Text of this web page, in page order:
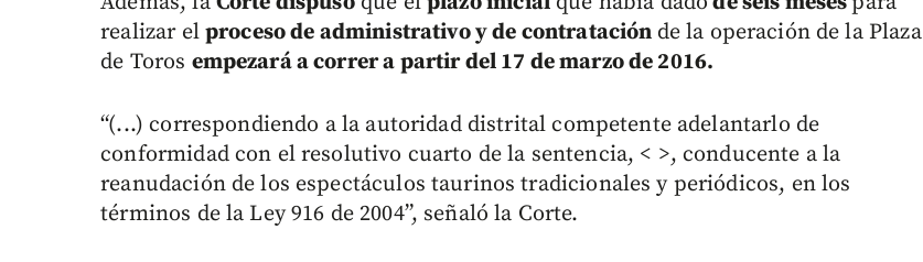
realizar el proceso de administrativo y de contratación de la operación de la Plaza
de Toros empezará a correr a partir del 17 de marzo de 2016.
“(...) correspondiendo a la autoridad distrital competente adelantarlo de
conformidad con el resolutivo cuarto de la sentencia, < >, conducente a la
reanudación de los espectáculos taurinos tradicionales y periódicos, en los
términos de la Ley 916 de 2004”, señaló la Corte.